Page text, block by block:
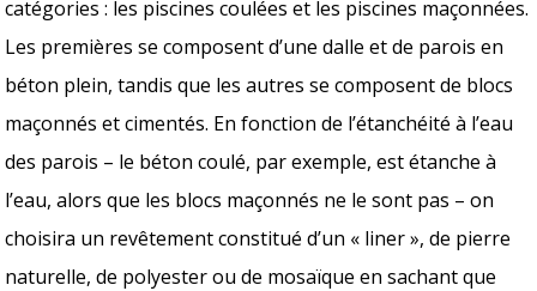
catégories : les piscines coulées et les piscines maçonnées.
Les premières se composent d’une dalle et de parois en
béton plein, tandis que les autres se composent de blocs
maçonnés et cimentés. En fonction de l’étanchéité à l’eau
des parois – le béton coulé, par exemple, est étanche à
l’eau, alors que les blocs maçonnés ne le sont pas – on
choisira un revêtement constitué d’un « liner », de pierre
naturelle, de polyester ou de mosaïque en sachant que